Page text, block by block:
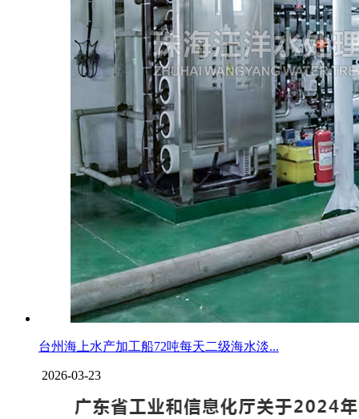
台州海上水产加工船72吨每天二级海水淡...
2026-03-23